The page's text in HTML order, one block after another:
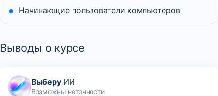
Начинающие пользователи компьютеров
Выводы о курсе
ВыберуИИ
Возможны неточности